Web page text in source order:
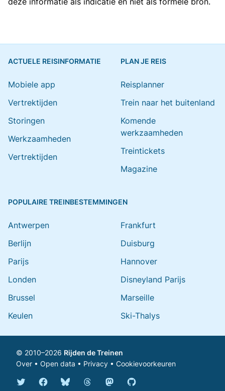
ACTUELE REISINFORMATIE
Mobiele app
Vertrektijden
Storingen
Werkzaamheden
Vertrektijden
PLAN JE REIS
Reisplanner
Trein naar het buitenland
Komende
werkzaamheden
Treintickets
Magazine
POPULAIRE TREINBESTEMMINGEN
Antwerpen
Berlijn
Parijs
Londen
Brussel
Keulen
Frankfurt
Duisburg
Hannover
Disneyland Parijs
Marseille
Ski-Thalys
© 2010–2026 Rijden de Treinen
Over • Open data • Privacy • Cookievoorkeuren